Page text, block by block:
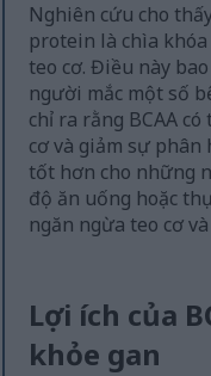
Nghiên cứu cho
protein là chìa
teo cơ. Điều này
người mắc một số
chỉ ra rằng BCAA
cơ và giảm sự phân
tốt hơn cho những
độ ăn uống hoặc
ngăn ngừa teo cơ
Lợi ích của
khỏe gan